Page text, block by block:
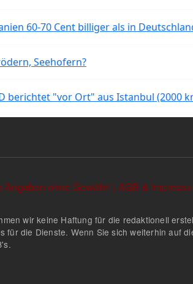
60-70 Cent billiger als in
Seehofern?
berichtet "vor Ort" aus Istanbul (2000
Angaben ohne Gewähr! | AGB &
wir keine Haftung für die redaktionell
für die Dienste. Wenn Sie sich weiterhin auf